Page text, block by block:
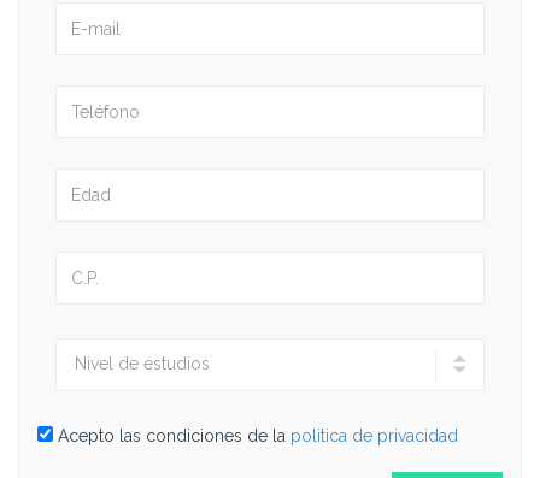
Acepto las condiciones de la politica de privacidad